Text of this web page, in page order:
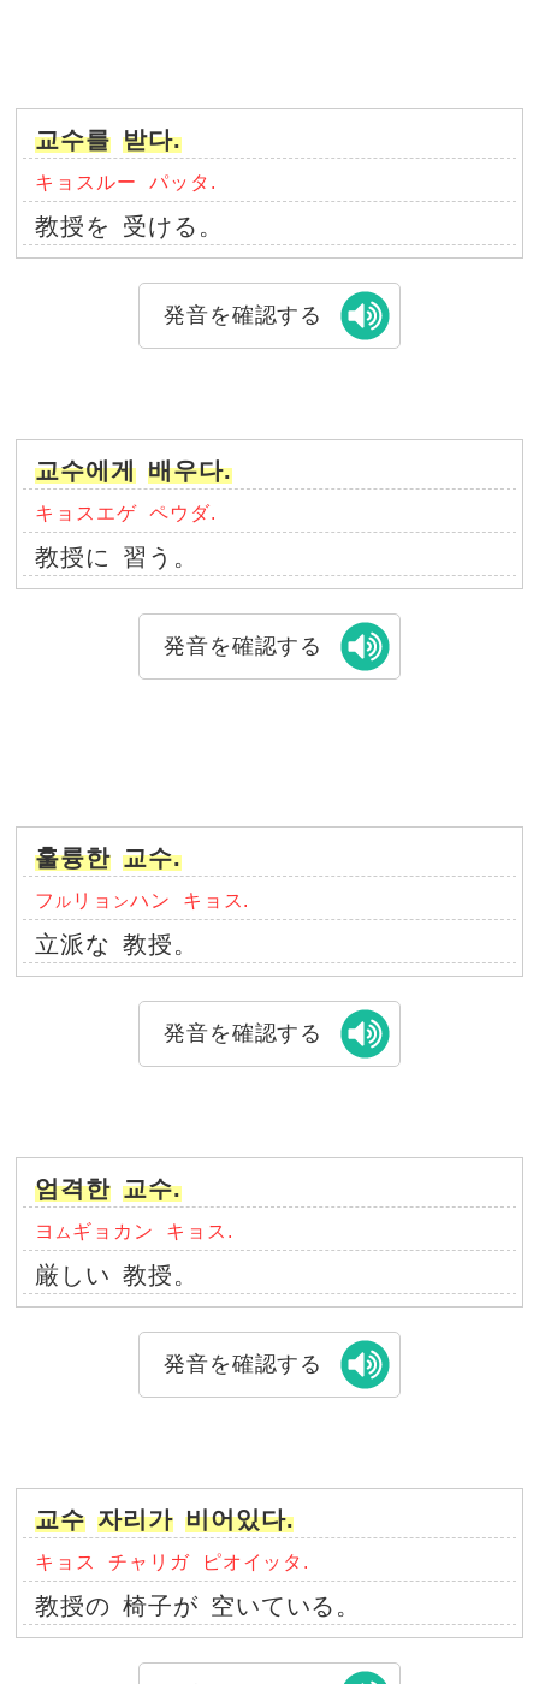
교수를 받다.
キョスルー パッタ.
教授を 受ける。
発音を確認する
교수에게 배우다.
キョスエゲ ペウダ.
教授に 習う。
発音を確認する
훌륭한 교수.
フ ル リョ ンハン キョス.
立派な 教授。
発音を確認する
엄격한 교수.
ヨ ム ギョカン キョス.
厳しい 教授。
発音を確認する
교수 자리가 비어있다.
キョス チャリガ ピオイッタ.
教授の 椅子が 空いている。